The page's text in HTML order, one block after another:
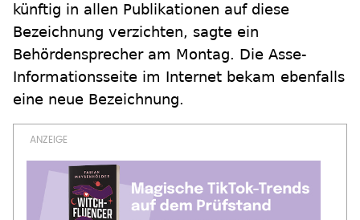
künftig in allen Publikationen auf diese
Bezeichnung verzichten, sagte ein
Behördensprecher am Montag. Die Asse-
Informationsseite im Internet bekam ebenfalls
eine neue Bezeichnung.